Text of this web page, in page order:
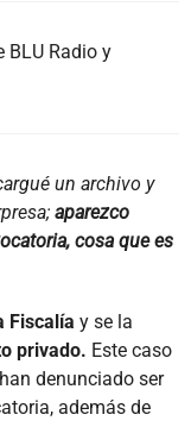
BLU Radio y
un archivo y
aparezco
cosa que es
Fiscalía y se la
privado. Este caso
denunciado ser
además de